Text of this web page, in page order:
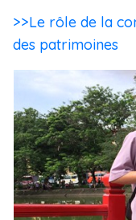
>>Le rôle de la
des patrimoines